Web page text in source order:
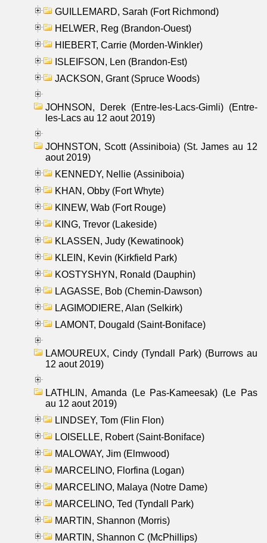
GUILLEMARD, Sarah (Fort Richmond)
HELWER, Reg (Brandon-Ouest)
HIEBERT, Carrie (Morden-Winkler)
ISLEIFSON, Len (Brandon-Est)
JACKSON, Grant (Spruce Woods)
JOHNSON, Derek (Entre-les-Lacs-Gimli) (Entre-
les-Lacs au 12 aout 2019)
JOHNSTON, Scott (Assiniboia) (St. James au 12
aout 2019)
KENNEDY, Nellie (Assiniboia)
KHAN, Obby (Fort Whyte)
KINEW, Wab (Fort Rouge)
KING, Trevor (Lakeside)
KLASSEN, Judy (Kewatinook)
KLEIN, Kevin (Kirkfield Park)
KOSTYSHYN, Ronald (Dauphin)
LAGASSE, Bob (Chemin-Dawson)
LAGIMODIERE, Alan (Selkirk)
LAMONT, Dougald (Saint-Boniface)
LAMOUREUX, Cindy (Tyndall Park) (Burrows au
12 aout 2019)
LATHLIN, Amanda (Le Pas-Kameesak) (Le Pas
au 12 aout 2019)
LINDSEY, Tom (Flin Flon)
LOISELLE, Robert (Saint-Boniface)
MALOWAY, Jim (Elmwood)
MARCELINO, Florfina (Logan)
MARCELINO, Malaya (Notre Dame)
MARCELINO, Ted (Tyndall Park)
MARTIN, Shannon (Morris)
MARTIN, Shannon C (McPhillips)